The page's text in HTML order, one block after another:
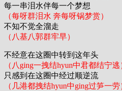
每一串泪水伴每一个梦想
（每呀群泪水 奔每呀锅梦赏）
不知不觉全溜走
（八基八郭群牢早）
不经意在这圈中转到这年头
（八ging一拽结hyun中君都结宁逃
只感到在这圈中经过顺逆流
（几港都拽结hyun中ging过笋一劳